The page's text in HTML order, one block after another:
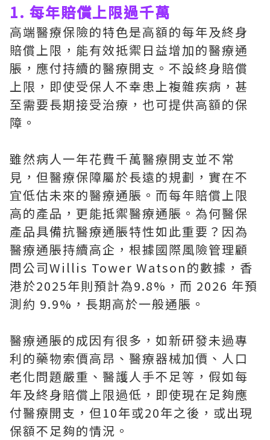
1. 每年賠償上限過千萬
高端醫療保險的特色是高額的每年及終身
賠償上限，能有效抵禦日益增加的醫療通
脹，應付持續的醫療開支。不設終身賠償
上限，即使受保人不幸患上複雜疾病，甚
至需要長期接受治療，也可提供高額的保
障。
雖然病人一年花費千萬醫療開支並不常
見，但醫療保障屬於長遠的規劃，實在不
宜低估未來的醫療通脹。而每年賠償上限
高的產品，更能抵禦醫療通脹。為何醫保
產品具備抗醫療通脹特性如此重要？因為
醫療通脹持續高企，根據國際風險管理顧
問公司Willis Tower Watson的數據，香
港於2025年則預計為9.8%，而 2026 年預
測約 9.9%，長期高於一般通脹。
醫療通脹的成因有很多，如新研發未過專
利的藥物索價高昂、醫療器械加價、人口
老化問題嚴重、醫護人手不足等，假如每
年及終身賠償上限過低，即使現在足夠應
付醫療開支，但10年或20年之後，或出現
保額不足夠的情況。